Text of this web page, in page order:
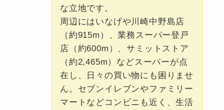
な立地です。
周辺にはいなげや川崎中野島店
（約915m）、業務スーパー登戸
店（約600m）、サミットストア
（約2,465m）などスーパーが点
在し、日々の買い物にも困りませ
ん。セブンイレブンやファミリー
マートなどコンビニも近く、生活